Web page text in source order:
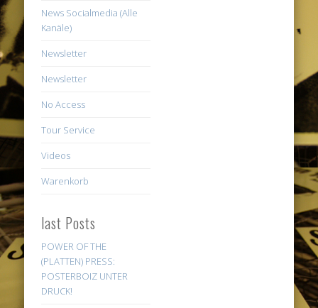
News Socialmedia (Alle
Kanäle)
Newsletter
Newsletter
No Access
Tour Service
Videos
Warenkorb
last Posts
POWER OF THE
(PLATTEN) PRESS:
POSTERBOIZ UNTER
DRUCK!